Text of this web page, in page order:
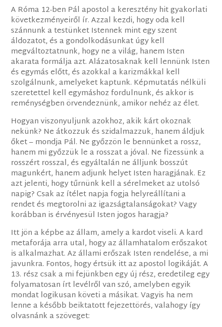
A Róma 12-ben Pál apostol a keresztény hit gyakorlati
következményeiről ír. Azzal kezdi, hogy oda kell
szánnunk a testünket Istennek mint egy szent
áldozatot, és a gondolkodásunkat úgy kell
megváltoztatnunk, hogy ne a világ, hanem Isten
akarata formálja azt. Alázatosaknak kell lennünk Isten
és egymás előtt, és azokkal a karizmákkal kell
szolgálnunk, amelyeket kaptunk. Képmutatás nélküli
szeretettel kell egymáshoz fordulnunk, és akkor is
reménységben örvendeznünk, amikor nehéz az élet.
Hogyan viszonyuljunk azokhoz, akik kárt okoznak
nekünk? Ne átkozzuk és szidalmazzuk, hanem áldjuk
őket – mondja Pál. Ne győzzön le bennünket a rossz,
hanem mi győzzük le a rosszat a jóval. Ne fizessünk a
rosszért rosszal, és egyáltalán ne álljunk bosszút
magunkért, hanem adjunk helyet Isten haragjának. Ez
azt jelenti, hogy tűrnünk kell a sérelmeket az utolsó
napig? Csak az ítélet napja fogja helyreállítani a
rendet és megtorolni az igazságtalanságokat? Vagy
korábban is érvényesül Isten jogos haragja?
Itt jön a képbe az állam, amely a kardot viseli. A kard
metaforája arra utal, hogy az államhatalom erőszakot
is alkalmazhat. Az állami erőszak Isten rendelése, a mi
javunkra. Fontos, hogy értsük itt az apostol logikáját. A
13. rész csak a mi fejünkben egy új rész, eredetileg egy
folyamatosan írt levélről van szó, amelyben egyik
mondat logikusan követi a másikat. Vagyis ha nem
lenne a később beiktatott fejezettörés, valahogy így
olvasnánk a szöveget: